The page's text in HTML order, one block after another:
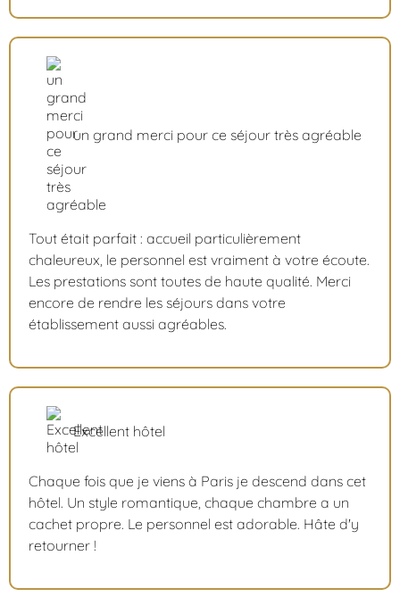
un grand merci pour ce séjour très agréable
Tout était parfait : accueil particulièrement
chaleureux, le personnel est vraiment à votre écoute.
Les prestations sont toutes de haute qualité. Merci
encore de rendre les séjours dans votre
établissement aussi agréables.
Excellent hôtel
Chaque fois que je viens à Paris je descend dans cet
hôtel. Un style romantique, chaque chambre a un
cachet propre. Le personnel est adorable. Hâte d'y
retourner !